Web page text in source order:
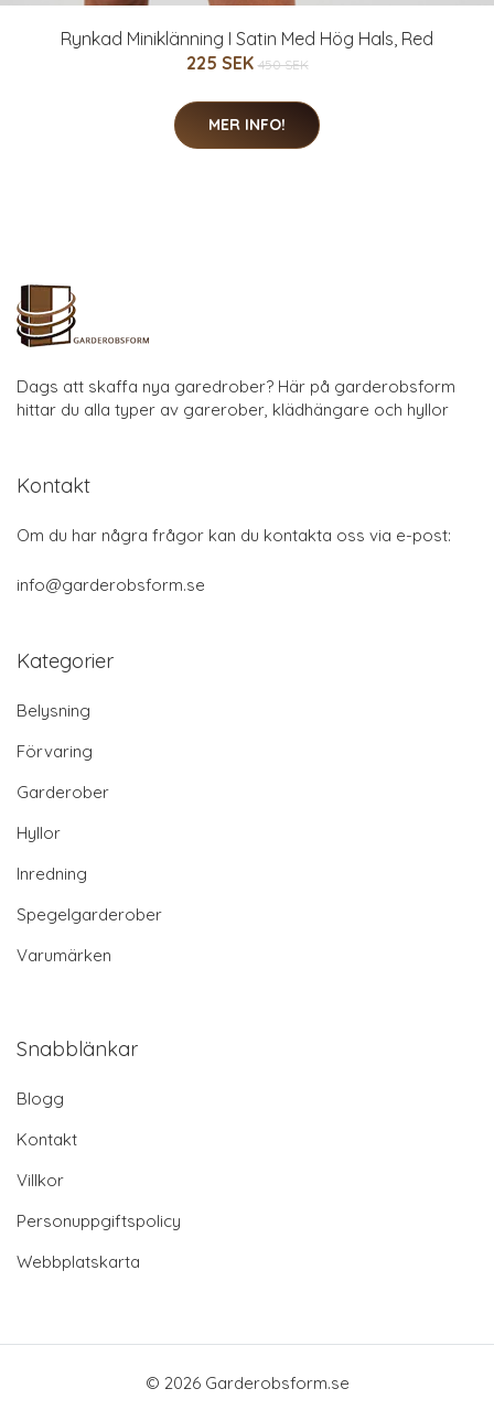
Rynkad Miniklänning I Satin Med Hög Hals, Red
225 SEK 450 SEK
MER INFO!
Dags att skaffa nya garedrober? Här på garderobsform
hittar du alla typer av garerober, klädhängare och hyllor
Kontakt
Om du har några frågor kan du kontakta oss via e-post:
info@garderobsform.se
Kategorier
Belysning
Förvaring
Garderober
Hyllor
Inredning
Spegelgarderober
Varumärken
Snabblänkar
Blogg
Kontakt
Villkor
Personuppgiftspolicy
Webbplatskarta
© 2026 Garderobsform.se